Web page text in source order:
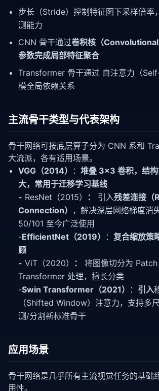
步长（Stride）控制特征图下采样倍率
测能力
CNN 骨干通过卷积核（
参数完成局部特征聚合
Transformer 骨干通过 自注意力（
模全局依赖关系
主流骨干类型与代表架构
骨干网络可按底层算子分为 CNN 系和
大流派，各有适用场景。
VGG（2014）
： 堆叠 3×3 卷积，结
大，常用于迁移学习基线
- ResNet（2015） ： 引入残差连接（
Connection） ，解决深层网络梯度消
50/101 至今广泛使用
-EfficientNet（2019） ： 复合缩放策
顾
- ViT（2020） ：
将图像切分为
Transformer 处理，擅长分类
-Swin Transformer（2021） ： 引入
（Shifted Window）注意力，支持多
测/分割新标准骨干
应用场景
骨干网络是几乎所有主流视觉任务的基础
用性。